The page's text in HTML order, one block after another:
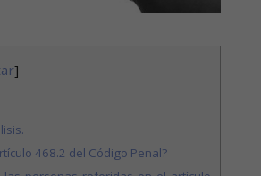
]
468.2 del Código Penal?